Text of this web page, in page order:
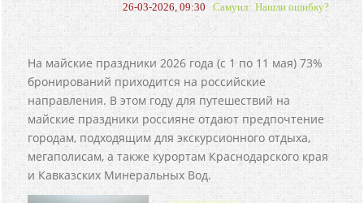
26-03-2026, 09:30 Самуил Нашли ошибку?
На майские праздники 2026 года (с 1 по 11 мая) 73%
бронирований приходится на российские
направления. В этом году для путешествий на
майские праздники россияне отдают предпочтение
городам, подходящим для экскурсионного отдыха,
мегаполисам, а также курортам Краснодарского края
и Кавказских Минеральных Вод.